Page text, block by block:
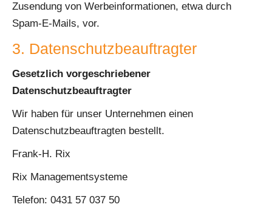
Zusendung von Werbeinformationen, etwa durch
Spam-E-Mails, vor.
3. Datenschutzbeauftragter
Gesetzlich vorgeschriebener
Datenschutzbeauftragter
Wir haben für unser Unternehmen einen
Datenschutzbeauftragten bestellt.
Frank-H. Rix
Rix Managementsysteme
Telefon: 0431 57 037 50